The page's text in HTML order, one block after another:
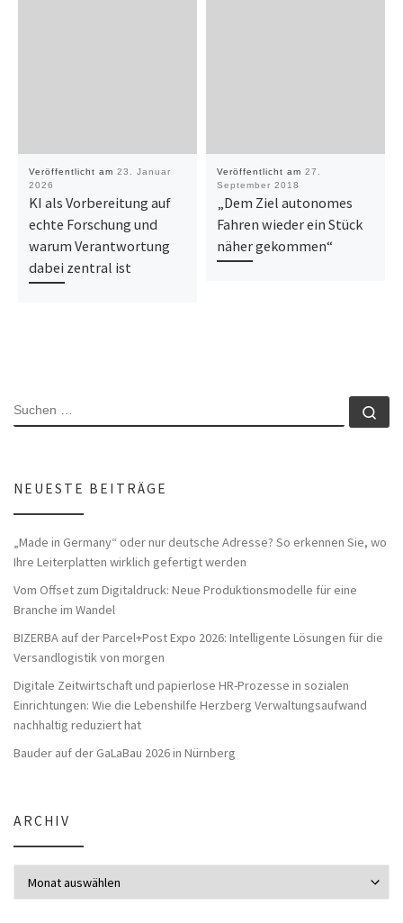
Veröffentlicht am 23. Januar
2026
KI als Vorbereitung auf
echte Forschung und
warum Verantwortung
dabei zentral ist
Veröffentlicht am 27.
September 2018
„Dem Ziel autonomes
Fahren wieder ein Stück
näher gekommen“
SUCHE
NEUESTE BEITRÄGE
„Made in Germany“ oder nur deutsche Adresse? So erkennen Sie, wo
Ihre Leiterplatten wirklich gefertigt werden
Vom Offset zum Digitaldruck: Neue Produktionsmodelle für eine
Branche im Wandel
BIZERBA auf der Parcel+Post Expo 2026: Intelligente Lösungen für die
Versandlogistik von morgen
Digitale Zeitwirtschaft und papierlose HR-Prozesse in sozialen
Einrichtungen: Wie die Lebenshilfe Herzberg Verwaltungsaufwand
nachhaltig reduziert hat
Bauder auf der GaLaBau 2026 in Nürnberg
ARCHIV